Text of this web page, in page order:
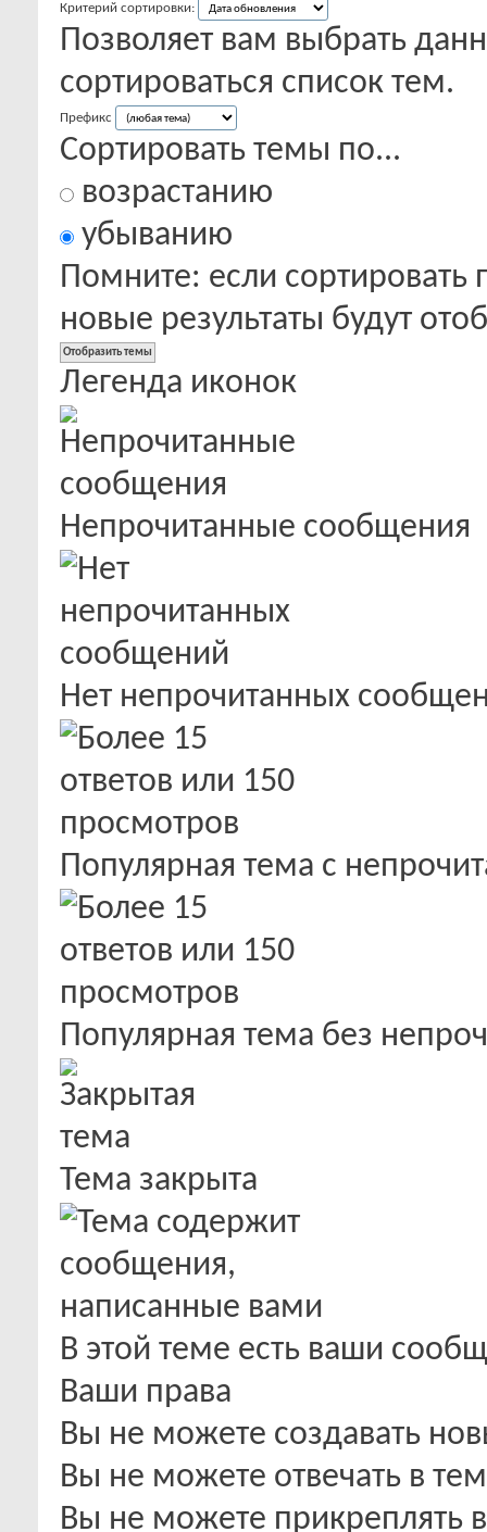
Критерий сортировки:
Позволяет вам выбрать
сортироваться список тем.
Префикс
Сортировать темы по...
возрастанию
убыванию
Помните: если
новые результаты будут
Легенда иконок
Непрочитанные сообщения
Нет непрочитанных
Популярная тема с
Популярная тема без
Тема закрыта
В этой теме есть ваши
Ваши права
Вы не можете создавать
Вы не можете отвечать в
Вы не можете прикреплять